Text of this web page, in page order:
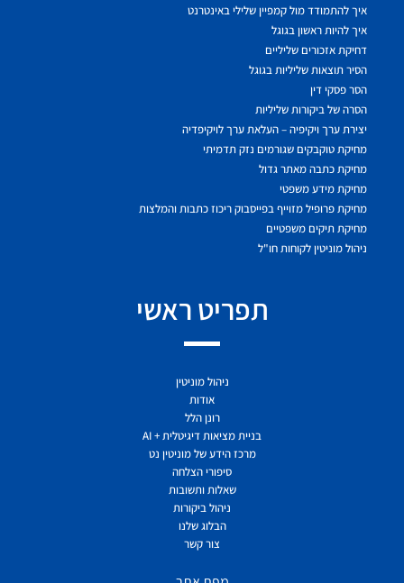
איך להתמודד מול קמפיין שלילי באינטרנט
איך להיות ראשון בגוגל
דחיקת אזכורים שליליים
הסיר תוצאות שליליות בגוגל
הסר פסקי דין
הסרה של ביקורות שליליות
יצירת ערך ויקיפיה – העלאת ערך לויקיפדיה
מחיקת טוקבקים שגורמים נזק תדמיתי
מחיקת כתבה מאתר גדול
מחיקת מידע משפטי
מחיקת פרופיל מזוייף בפייסבוק ריכוז כתבות והמלצות
מחיקת תיקים משפטיים
ניהול מוניטין לקוחות חו"ל
תפריט ראשי
ניהול מוניטין
אודות
רונן הלל
בניית מציאות דיגיטלית + AI
מרכז הידע של מוניטין נט
סיפורי הצלחה
שאלות ותשובות
ניהול ביקורות
הבלוג שלנו
צור קשר